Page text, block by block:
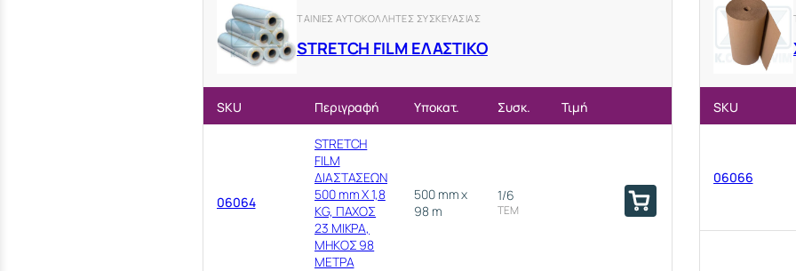
ΤΑΙΝΙΕΣ ΑΥΤΟΚΟΛΛΗΤΕΣ ΣΥΣΚΕΥΑΣΙΑΣ
STRETCH FILM ΕΛΑΣΤΙΚΟ
SKU Περιγραφή Υποκατ. Συσκ. Τιμή
06064
STRETCH
FILM
ΔΙΑΣΤΑΣΕΩΝ
500 mm Χ 1,8
ΚG, ΠΑΧΟΣ
23 ΜΙΚΡΑ,
ΜΗΚΟΣ 98
ΜΕΤΡΑ
500 mm x
98 m
1/6
ΤΕΜ
SKU
06066